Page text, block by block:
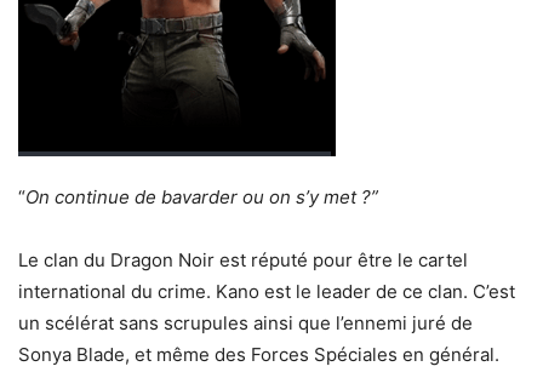
“On continue de bavarder ou on s’y met ?”
Le clan du Dragon Noir est réputé pour être le cartel
international du crime. Kano est le leader de ce clan. C’est
un scélérat sans scrupules ainsi que l’ennemi juré de
Sonya Blade, et même des Forces Spéciales en général.